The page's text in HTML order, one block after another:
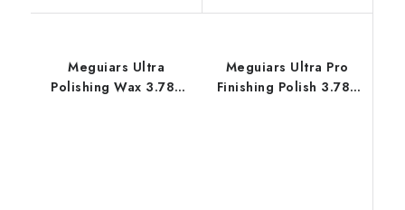
Meguiars Ultra
Polishing Wax 3.78L
Meguiars Ultra Pro
Finishing Polish 3.78L